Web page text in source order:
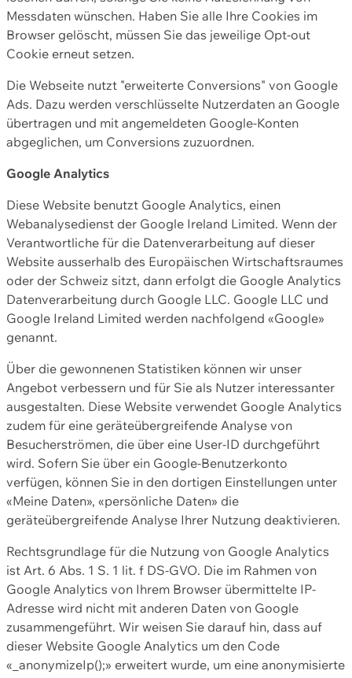
Messdaten wünschen. Haben Sie alle Ihre Cookies im
Browser gelöscht, müssen Sie das jeweilige Opt-out
Cookie erneut setzen.
Die Webseite nutzt "erweiterte Conversions" von Google
Ads. Dazu werden verschlüsselte Nutzerdaten an Google
übertragen und mit angemeldeten Google-Konten
abgeglichen, um Conversions zuzuordnen.
Google Analytics
Diese Website benutzt Google Analytics, einen
Webanalysedienst der Google Ireland Limited. Wenn der
Verantwortliche für die Datenverarbeitung auf dieser
Website ausserhalb des Europäischen Wirtschaftsraumes
oder der Schweiz sitzt, dann erfolgt die Google Analytics
Datenverarbeitung durch Google LLC. Google LLC und
Google Ireland Limited werden nachfolgend «Google»
genannt.
Über die gewonnenen Statistiken können wir unser
Angebot verbessern und für Sie als Nutzer interessanter
ausgestalten. Diese Website verwendet Google Analytics
zudem für eine geräteübergreifende Analyse von
Besucherströmen, die über eine User-ID durchgeführt
wird. Sofern Sie über ein Google-Benutzerkonto
verfügen, können Sie in den dortigen Einstellungen unter
«Meine Daten», «persönliche Daten» die
geräteübergreifende Analyse Ihrer Nutzung deaktivieren.
Rechtsgrundlage für die Nutzung von Google Analytics
ist Art. 6 Abs. 1 S. 1 lit. f DS-GVO. Die im Rahmen von
Google Analytics von Ihrem Browser übermittelte IP-
Adresse wird nicht mit anderen Daten von Google
zusammengeführt. Wir weisen Sie darauf hin, dass auf
dieser Website Google Analytics um den Code
«_anonymizeIp();» erweitert wurde, um eine anonymisierte